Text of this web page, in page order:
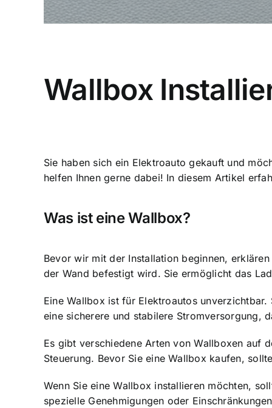
Wallbox
Sie haben sich ein Elektroauto gekauft und
helfen Ihnen gerne dabei! In diesem Artikel
Was ist eine Wallbox?
Bevor wir mit der Installation beginnen,
der Wand befestigt wird. Sie ermöglicht das
Eine Wallbox ist für Elektroautos
eine sicherere und stabilere Stromversorgung,
Es gibt verschiedene Arten von Wallboxen auf
Steuerung. Bevor Sie eine Wallbox kaufen,
Wenn Sie eine Wallbox installieren möchten,
spezielle Genehmigungen oder